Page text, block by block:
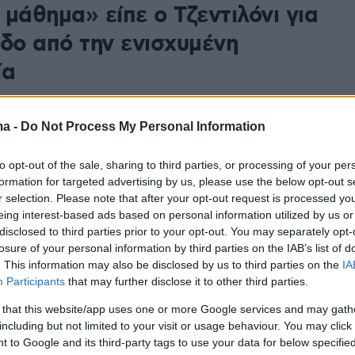
- Do Not Process My Personal Information
opt-out of the sale, sharing to third parties, or processing of your
for targeted advertising by us, please use the below opt-out
selection. Please note that after your opt-out request is processed
interest-based ads based on personal information utilized by us
to third parties prior to your opt-out. You may separately
of your personal information by third parties on the IAB’s list of
This information may also be disclosed by us to third parties on the
Participants that may further disclose it to other third parties.
that this website/app uses one or more Google services and may
but not limited to your visit or usage behaviour. You may
to Google and its third-party tags to use your data for below
είπε ο Τζεντιλόνι για
από την ενισχυμένη
με επιτυχία το μεγαλύτερο μέρος των
δεσμεύσεων, σημείωσε ο Επίτροπος Οικονομίας -
ότι θα συνεχίσουν να βρίσκονται στο πλευρό της
ο Επίτροπος Οικονομίας
Επίτροπος θα βρεθεί αύριο Πέμπτη και μεθαύριο
χώρα μας στο πλαίσιο του Ευρωπαϊκού Εξαμήνου
επαφές με σειρά αξιωματούχων